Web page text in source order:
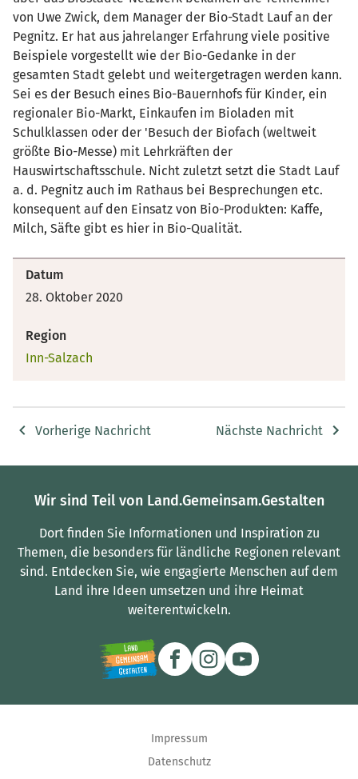
von Uwe Zwick, dem Manager der Bio-Stadt Lauf an der
Pegnitz. Er hat aus jahrelanger Erfahrung viele positive
Beispiele vorgestellt wie der Bio-Gedanke in der
gesamten Stadt gelebt und weitergetragen werden kann.
Sei es der Besuch eines Bio-Bauernhofs für Kinder, ein
regionaler Bio-Markt, Einkaufen im Bioladen mit
Schulklassen oder der 'Besuch der Biofach (weltweit
größte Bio-Messe) mit Lehrkräften der
Hauswirtschaftsschule. Nicht zuletzt setzt die Stadt Lauf
a. d. Pegnitz auch im Rathaus bei Besprechungen etc.
konsequent auf den Einsatz von Bio-Produkten: Kaffe,
Milch, Säfte gibt es hier in Bio-Qualität.
Datum
28. Oktober 2020
Region
Inn-Salzach
Vorherige Nachricht Nächste Nachricht
Wir sind Teil von Land.Gemeinsam.Gestalten
Dort finden Sie Informationen und Inspiration zu
Themen, die besonders für ländliche Regionen relevant
sind. Entdecken Sie, wie engagierte Menschen auf dem
Land ihre Ideen umsetzen und ihre Heimat
weiterentwickeln.
Impressum
Datenschutz